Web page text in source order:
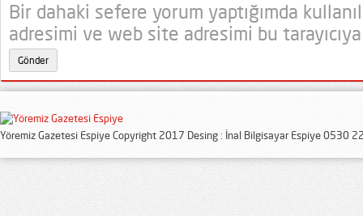
Bir dahaki sefere yorum yaptığımda
adresimi ve web site adresimi bu
Yöremiz Gazetesi Espiye Copyright 2017 Desing : İnal Bilgisayar Espiye 0530